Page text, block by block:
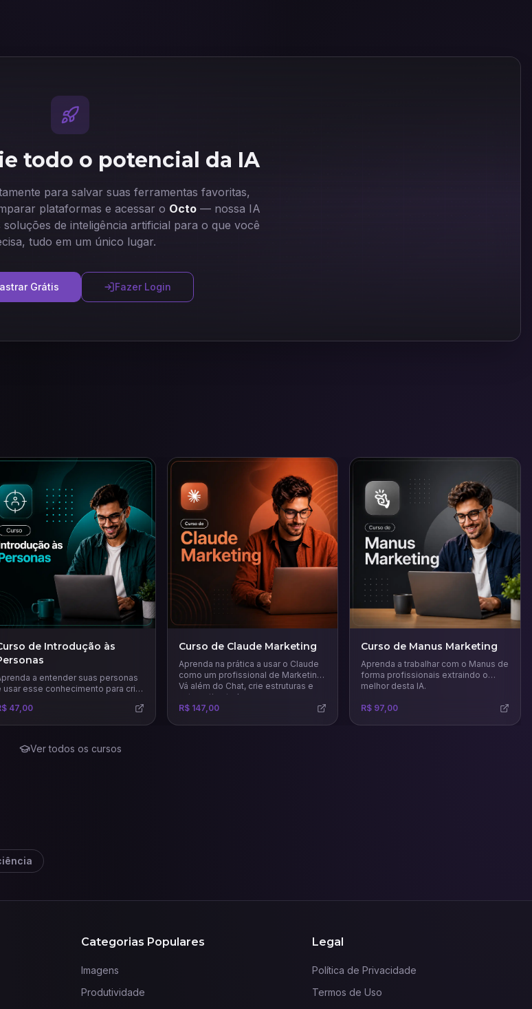
todo o potencial da IA
para salvar suas ferramentas favoritas,
plataformas e acessar o Octo — nossa IA
de inteligência artificial para o que você
tudo em um único lugar.
Grátis Fazer Login
de Introdução às
a entender suas personas
usar esse conhecimento para criar
e eficazes.
47,00
Curso de Claude Marketing
Aprenda na prática a usar o Claude
como um profissional de Marketing.
Vá além do Chat, crie estruturas e
automatize tudo.
R$ 147,00
Curso de Manus Marketing
Aprenda a trabalhar com o Manus de
forma profissionais extraindo o
melhor desta IA.
R$ 97,00
Ver todos os cursos
Categorias Populares
Imagens
Produtividade
Legal
Política de Privacidade
Termos de Uso